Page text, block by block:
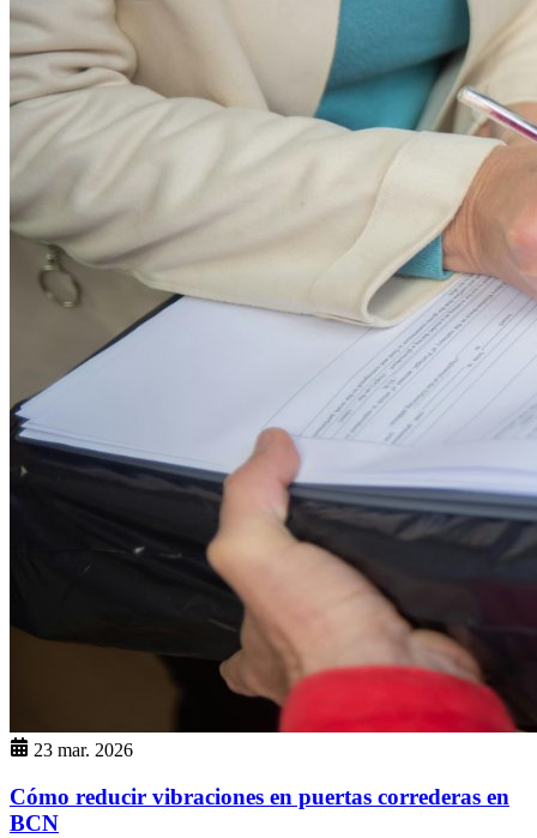
23 mar. 2026
Cómo reducir vibraciones en puertas correderas en
BCN